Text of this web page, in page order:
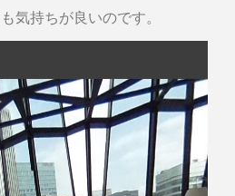
気持ちが良いのです。